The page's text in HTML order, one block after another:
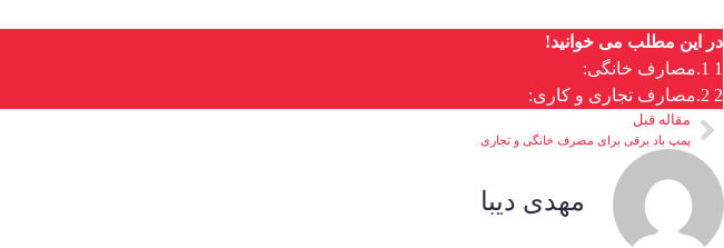
در این مطلب می خوانید!
1 1.مصارف خانگی:
2 2.مصارف تجاری و کاری:
مقاله قبل
پمپ باد برقی برای مصرف خانگی و تجاری
مهدی دیبا